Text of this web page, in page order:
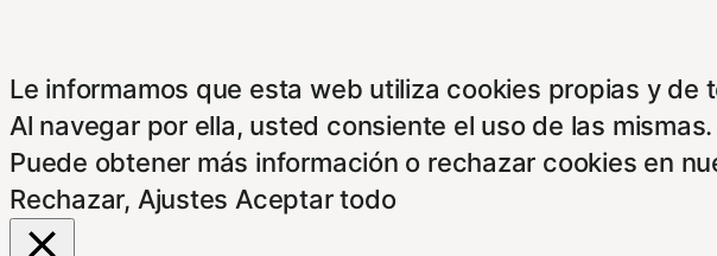
Le informamos que esta web utiliza cookies propias y
Al navegar por ella, usted consiente el uso de las mismas.
Puede obtener más información o rechazar cookies en
Rechazar, Ajustes Aceptar todo